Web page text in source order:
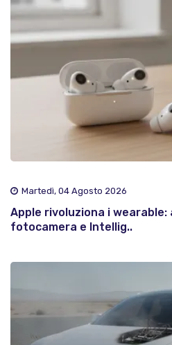
Martedì, 04 Agosto 2026
Apple rivoluziona i wearable:
fotocamera e Intellig..